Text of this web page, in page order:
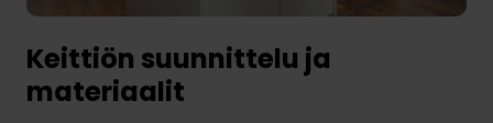
Keittiön suunnittelu ja
materiaalit